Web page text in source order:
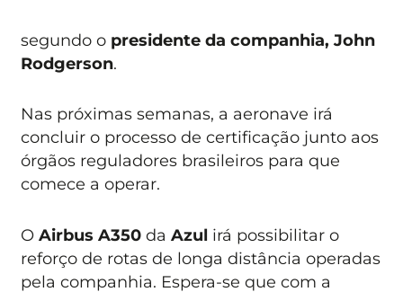
segundo o presidente da companhia, John
Rodgerson.
Nas próximas semanas, a aeronave irá
concluir o processo de certificação junto aos
órgãos reguladores brasileiros para que
comece a operar.
OAirbus A350 daAzul irá possibilitar o
reforço de rotas de longa distância operadas
pela companhia. Espera-se que com a